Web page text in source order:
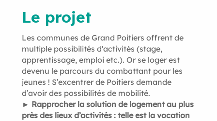
Le projet
Les communes de Grand Poitiers offrent de
multiple possibilités d'activités (stage,
apprentissage, emploi etc.). Or se loger est
devenu le parcours du combattant pour les
jeunes ! S’excentrer de Poitiers demande
d’avoir des possibilités de mobilité.
► Rapprocher la solution de logement au plus
près des lieux d’activités : telle est la vocation